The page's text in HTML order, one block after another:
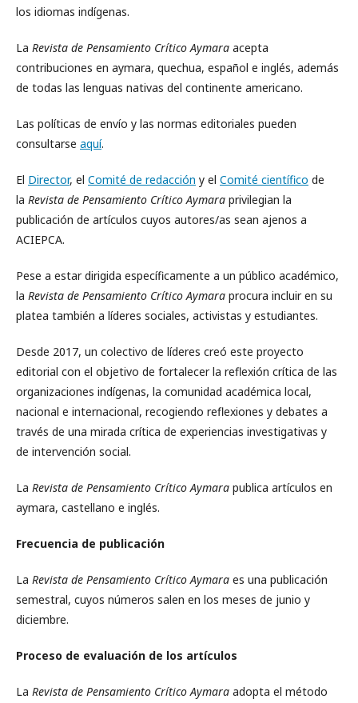
los idiomas indígenas.
La Revista de Pensamiento Crítico Aymara acepta
contribuciones en aymara, quechua, español e inglés, además
de todas las lenguas nativas del continente americano.
Las políticas de envío y las normas editoriales pueden
consultarse aquí.
El Director, el Comité de redacción y el Comité científico de
la Revista de Pensamiento Crítico Aymara privilegian la
publicación de artículos cuyos autores/as sean ajenos a
ACIEPCA.
Pese a estar dirigida específicamente a un público académico,
la Revista de Pensamiento Crítico Aymara procura incluir en su
platea también a líderes sociales, activistas y estudiantes.
Desde 2017, un colectivo de líderes creó este proyecto
editorial con el objetivo de fortalecer la reflexión crítica de las
organizaciones indígenas, la comunidad académica local,
nacional e internacional, recogiendo reflexiones y debates a
través de una mirada crítica de experiencias investigativas y
de intervención social.
La Revista de Pensamiento Crítico Aymara publica artículos en
aymara, castellano e inglés.
Frecuencia de publicación
La Revista de Pensamiento Crítico Aymara es una publicación
semestral, cuyos números salen en los meses de junio y
diciembre.
Proceso de evaluación de los artículos
La Revista de Pensamiento Crítico Aymara adopta el método